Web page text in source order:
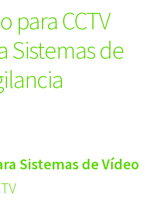
para CCTV
Sistemas de
Sistemas de Vídeo